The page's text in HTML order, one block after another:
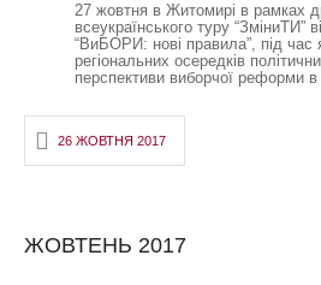
27 жовтня в Житомирі в рамках
всеукраїнського туру “ЗміниТИ”
“ВиБОРИ: нові правила”, під час
регіональних осередків
перспективи виборчої реформи в
26 ЖОВТНЯ 2017
ЖОВТЕНЬ 2017